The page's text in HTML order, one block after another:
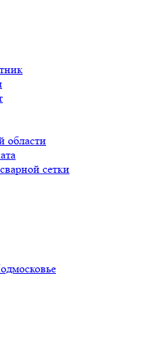
области
сетки